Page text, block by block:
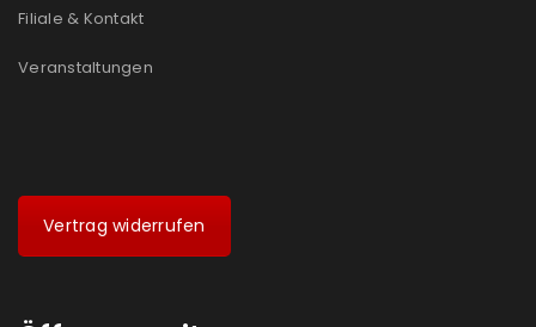
Filiale & Kontakt
Veranstaltungen
Vertrag widerrufen